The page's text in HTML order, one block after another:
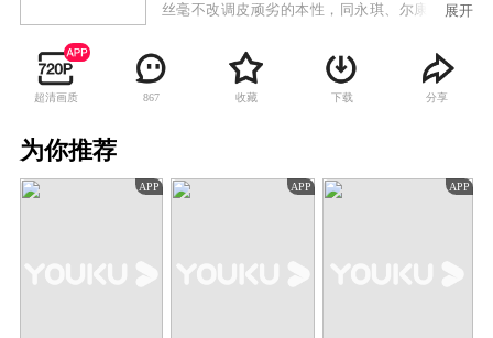
丝毫不改调皮顽劣的本性，同永琪、尔康、紫薇
箫剑见面。在此过程中，小燕子渐渐弄清了自己
的身世，由此对永琪和一向亲近的皇阿玛产生了
矛盾复杂的感情。皇太后担心永琪的子嗣问题，
别的考验。
展开
超清画质 867 收藏 下载 分享
为你推荐
APP APP APP